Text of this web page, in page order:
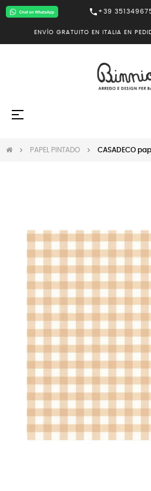
call +39
ENVÍO GRATUITO EN ITALIA EN
Navegación
☰
PAPEL PINTADO CASADECO